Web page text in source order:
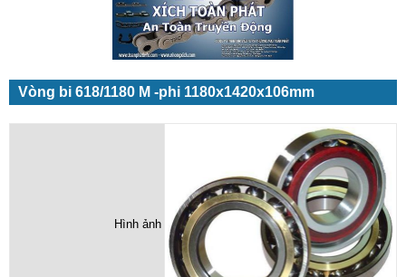
Vòng bi 618/1180 M -phi 1180x1420x106mm
Hình ảnh